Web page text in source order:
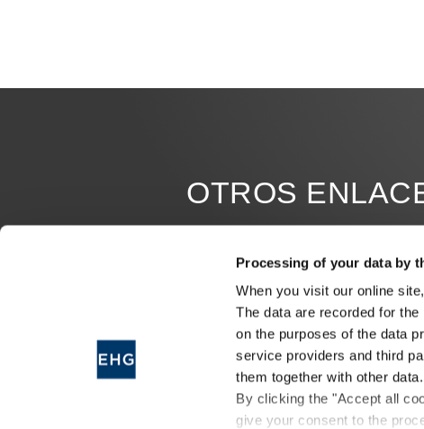
Processing of your data by
When you visit our online
The data are recorded for
on the purposes of the data
service providers and third
them together with other data.
By clicking the "Accept all
give your consent to the
OTROS
JOB OFFERS
MILESTONES
ERWIN HYMER MUSEUM
FINANCE